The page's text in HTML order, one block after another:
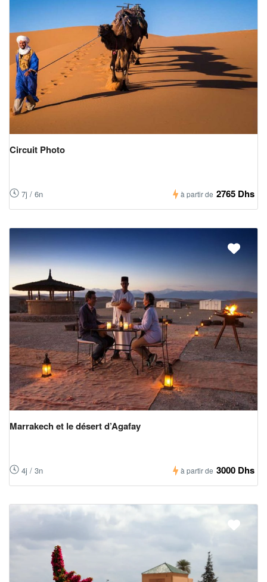
Circuit Photo
7j / 6n à partir de 2765 Dhs
Marrakech et le désert d’Agafay
4j / 3n à partir de 3000 Dhs